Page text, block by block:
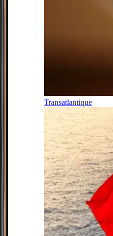
Transatlantique